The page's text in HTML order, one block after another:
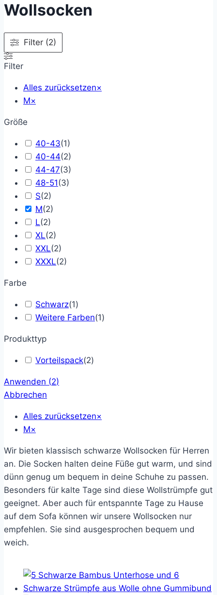
Wollsocken
Filter (2)
Filter
Alles zurücksetzen×
M×
Größe
40-43(1)
40-44(2)
44-47(3)
48-51(3)
S(2)
M(2)
L(2)
XL(2)
XXL(2)
XXXL(2)
Farbe
Schwarz(1)
Weitere Farben(1)
Produkttyp
Vorteilspack(2)
Anwenden (2)
Abbrechen
Alles zurücksetzen×
M×
Wir bieten klassisch schwarze Wollsocken für Herren
an. Die Socken halten deine Füße gut warm, und sind
dünn genug um bequem in deine Schuhe zu passen.
Besonders für kalte Tage sind diese Wollstrümpfe gut
geeignet. Aber auch für entspannte Tage zu Hause
auf dem Sofa können wir unsere Wollsocken nur
empfehlen. Sie sind ausgesprochen bequem und
weich.